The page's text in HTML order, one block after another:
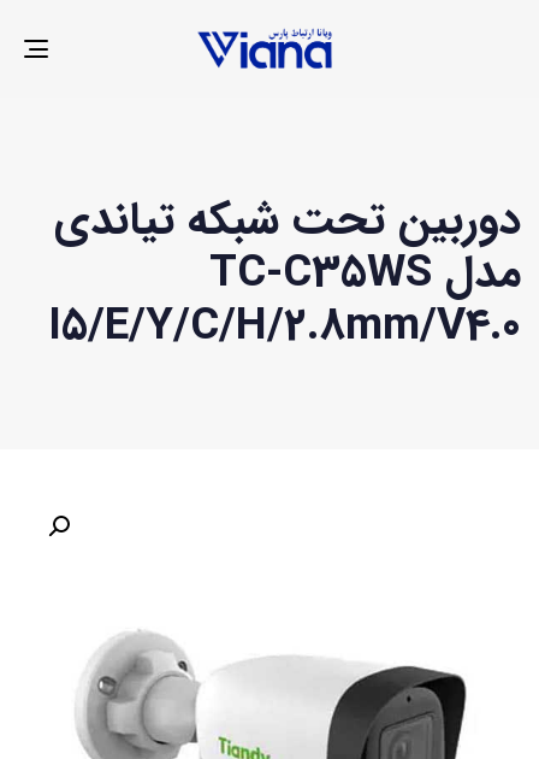
دوربین تحت شبکه تیاندی
مدل TC-C35WS
I5/E/Y/C/H/2.8mm/V4.0